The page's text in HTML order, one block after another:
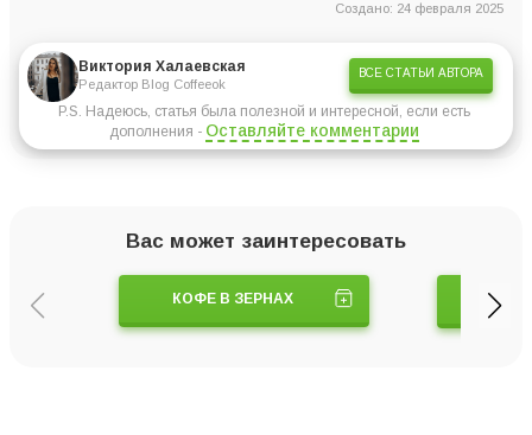
Создано: 24 февраля 2025
Виктория Халаевская
Редактор Blog Coffeeok
ВСЕ СТАТЬИ АВТОРА
P.S. Надеюсь, статья была полезной и интересной, если есть
дополнения - Оставляйте комментарии
Вас может заинтересовать
КОФЕ В ЗЕРНАХ